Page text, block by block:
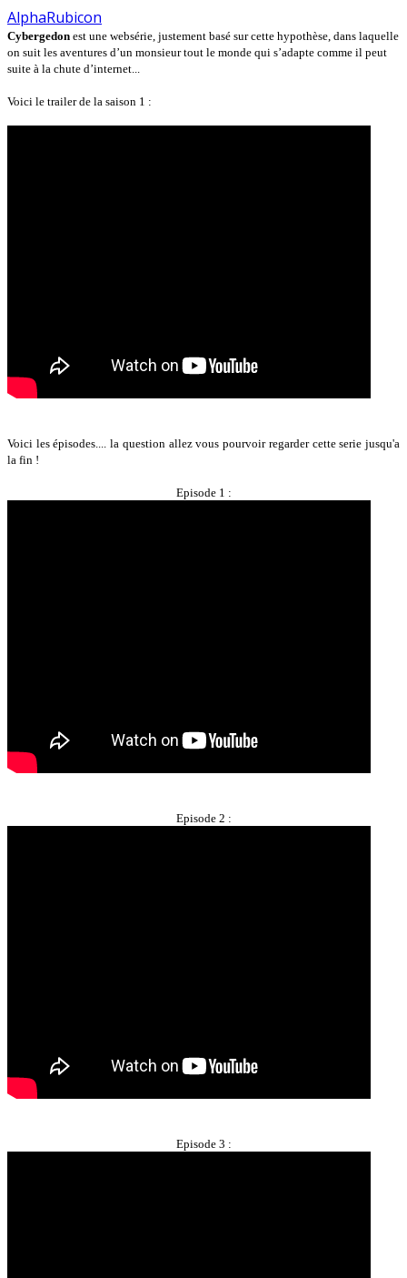
AlphaRubicon
Cybergedon est une websérie, justement basé sur cette hypothèse, dans laquelle
on suit les aventures d’un monsieur tout le monde qui s’adapte comme il peut
suite à la chute d’internet...
Voici le trailer de la saison 1 :
Voici les épisodes.... la question allez vous pourvoir regarder cette serie jusqu'a
la fin !
Episode 1 :
Episode 2 :
Episode 3 :